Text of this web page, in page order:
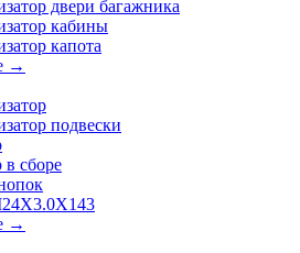
двери багажника
кабины
капота
→
подвески
в сборе
→